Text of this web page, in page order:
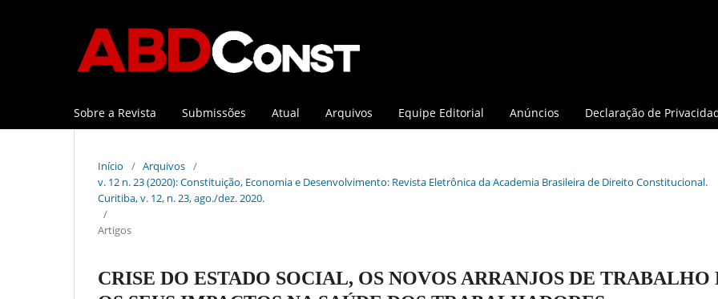
Sobre a Revista Submissões Atual Arquivos Equipe Editorial Anúncios Declaração de
Início / Arquivos /
v. 12 n. 23 (2020): Constituição, Economia e Desenvolvimento: Revista Eletrônica da Academia Brasileira de Direito Constitucional.
Curitiba, v. 12, n. 23, ago./dez. 2020.
/
Artigos
CRISE DO ESTADO SOCIAL, OS NOVOS ARRANJOS DE TRABALHO